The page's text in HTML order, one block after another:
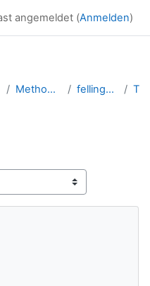
angemeldet (Anmelden)
Methodik der NMS - 2020 WS fellinger.angelika_ms_ws20 Topic 5